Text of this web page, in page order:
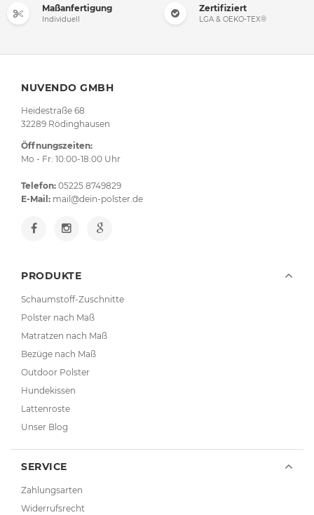
Maßanfertigung
Individuell
Zertifiziert
LGA & OEKO-TEX®
NUVENDO GMBH
Heidestraße 68
32289 Rödinghausen
Öffnungszeiten:
Mo - Fr: 10:00-18:00 Uhr
Telefon: 05225 8749829
E-Mail: mail@dein-polster.de
PRODUKTE
Schaumstoff-Zuschnitte
Polster nach Maß
Matratzen nach Maß
Bezüge nach Maß
Outdoor Polster
Hundekissen
Lattenroste
Unser Blog
SERVICE
Zahlungsarten
Widerrufsrecht